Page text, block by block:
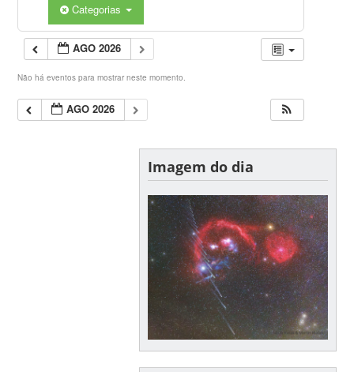
Categorias
AGO 2026
Não há eventos para mostrar neste momento.
AGO 2026
Imagem do dia